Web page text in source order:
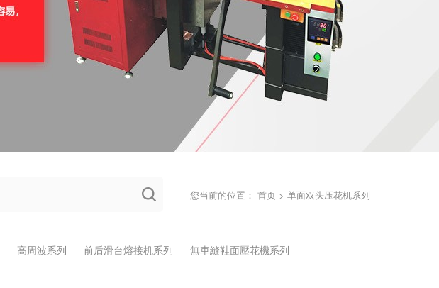
您当前的位置： 首页 > 单面双头压花机系列
高周波系列 前后滑台熔接机系列 無車縫鞋面壓花機系列